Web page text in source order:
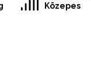
Közepes